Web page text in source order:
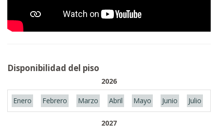
Disponibilidad del piso
2026
Enero Febrero Marzo Abril Mayo Junio Julio
2027